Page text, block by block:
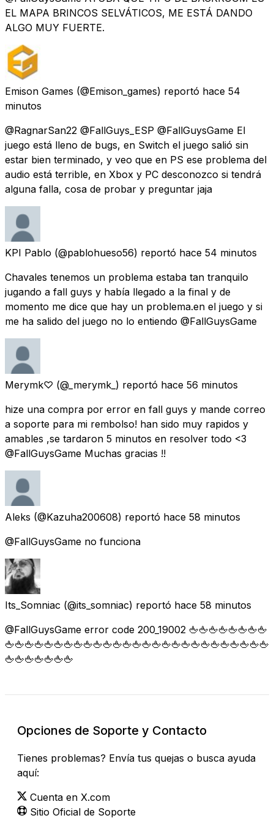
EL MAPA BRINCOS SELVÁTICOS, ME ESTÁ DANDO
ALGO MUY FUERTE.
Emison Games (@Emison_games) reportó hace 54
minutos
@RagnarSan22 @FallGuys_ESP @FallGuysGame El
juego está lleno de bugs, en Switch el juego salió sin
estar bien terminado, y veo que en PS ese problema del
audio está terrible, en Xbox y PC desconozco si tendrá
alguna falla, cosa de probar y preguntar jaja
KPI Pablo (@pablohueso56) reportó hace 54 minutos
Chavales tenemos un problema estaba tan tranquilo
jugando a fall guys y había llegado a la final y de
momento me dice que hay un problema.en el juego y si
me ha salido del juego no lo entiendo @FallGuysGame
Merymk♡ (@_merymk_) reportó hace 56 minutos
hize una compra por error en fall guys y mande correo
a soporte para mi rembolso! han sido muy rapidos y
amables ,se tardaron 5 minutos en resolver todo <3
@FallGuysGame Muchas gracias !!
Aleks (@Kazuha200608) reportó hace 58 minutos
@FallGuysGame no funciona
Its_Somniac (@its_somniac) reportó hace 58 minutos
@FallGuysGame error code 200_19002 🖕🖕🖕🖕🖕🖕🖕🖕
🖕🖕🖕🖕🖕🖕🖕🖕🖕🖕🖕🖕🖕🖕🖕🖕🖕🖕🖕🖕🖕🖕🖕🖕🖕🖕🖕
🖕🖕🖕🖕🖕🖕🖕
Opciones de Soporte y Contacto
Tienes problemas? Envía tus quejas o busca ayuda
aquí:
Cuenta en X.com
Sitio Oficial de Soporte